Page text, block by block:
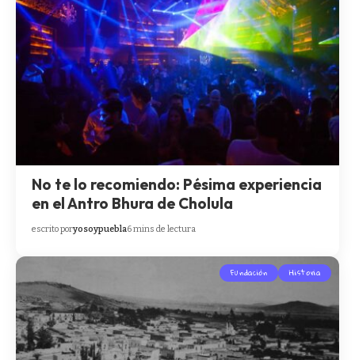
No te lo recomiendo: Pésima experiencia
en el Antro Bhura de Cholula
escrito poryosoypuebla6 mins de lectura
Fundación Historia